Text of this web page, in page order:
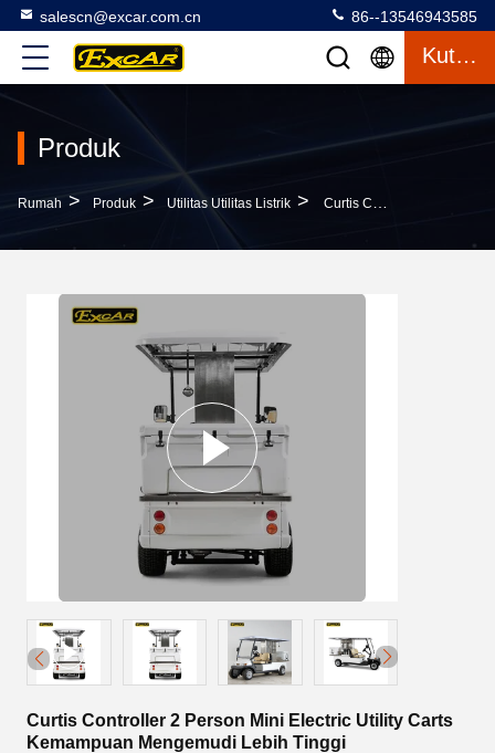
salescn@excar.com.cn 86--13546943585
Kutipan
Produk
Rumah > Produk > Utilitas Utilitas Listrik > Curtis Controller 2 Person Mini Electric Utility Carts Kemampuan Mengemudi Lebih Tinggi
Curtis Controller 2 Person Mini Electric Utility Carts
Kemampuan Mengemudi Lebih Tinggi